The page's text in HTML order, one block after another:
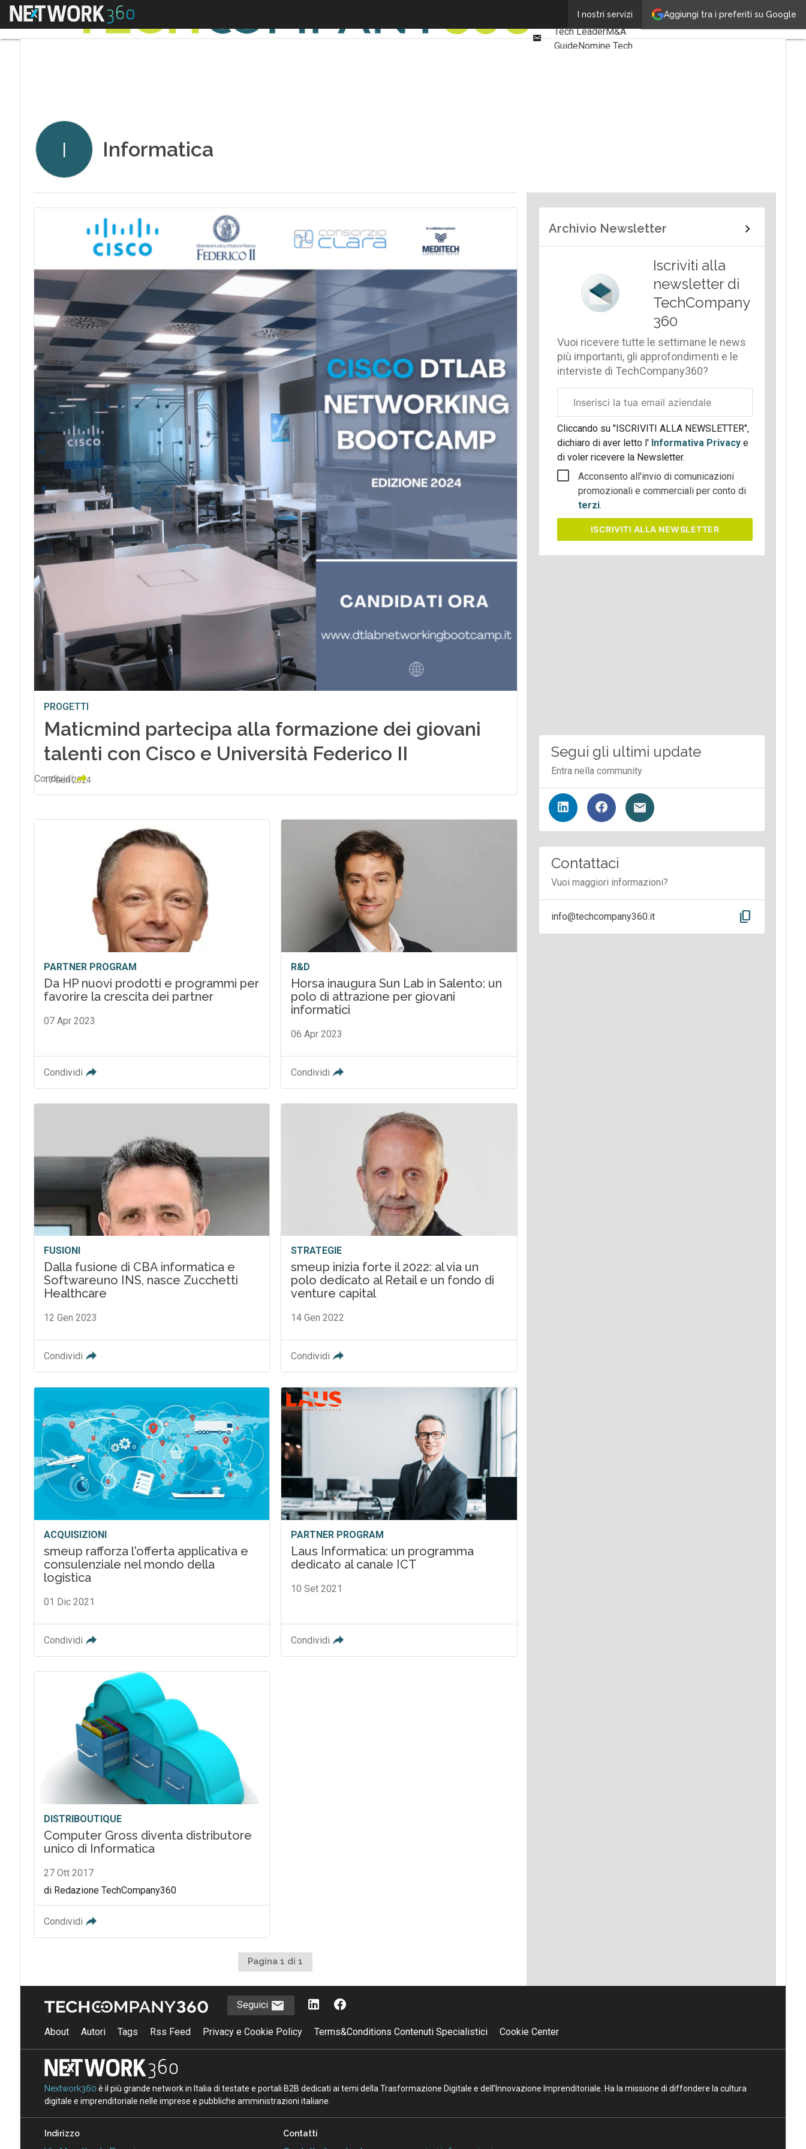
Aggiungi tra i preferiti su Google
I nostri servizi
Menu
Email
Ultimi articoli
Tech LeaderM&A
GuideNomine Tech
I Informatica
PROGETTI
Maticmind partecipa alla formazione dei giovani
talenti con Cisco e Università Federico II
17 Gen 2024
Condividi
PARTNER PROGRAM
Da HP nuovi prodotti e programmi per
favorire la crescita dei partner
07 Apr 2023
Condividi
R&D
Horsa inaugura Sun Lab in Salento: un
polo di attrazione per giovani
informatici
06 Apr 2023
Condividi
FUSIONI
Dalla fusione di CBA informatica e
Softwareuno INS, nasce Zucchetti
Healthcare
12 Gen 2023
Condividi
STRATEGIE
smeup inizia forte il 2022: al via un
polo dedicato al Retail e un fondo di
venture capital
14 Gen 2022
Condividi
ACQUISIZIONI
smeup rafforza l'offerta applicativa e
consulenziale nel mondo della
logistica
01 Dic 2021
Condividi
PARTNER PROGRAM
Laus Informatica: un programma
dedicato al canale ICT
10 Set 2021
Condividi
DISTRIBOUTIQUE
Computer Gross diventa distributore
unico di Informatica
27 Ott 2017
di Redazione TechCompany360
Condividi
Pagina 1 di 1
Archivio Newsletter
Iscriviti alla
newsletter di
TechCompany
360
Vuoi ricevere tutte le settimane le news
più importanti, gli approfondimenti e le
interviste di TechCompany360?
aziendale
Cliccando su "ISCRIVITI ALLA NEWSLETTER",
dichiaro di aver letto l'Informativa Privacy e
di voler ricevere la Newsletter.
Acconsento all'invio di comunicazioni
promozionali e commerciali per conto di
terzi.
ISCRIVITI ALLA NEWSLETTER
Segui gli ultimi update
Entra nella community
Contattaci
Vuoi maggiori informazioni?
info@techcompany360.it content_copy
Seguici
About Autori Tags Rss Feed Privacy e Cookie Policy Terms&Conditions Contenuti Specialistici Cookie Center
Nextwork360 è il più grande network in Italia di testate e portali B2B dedicati ai temi della Trasformazione Digitale e dell’Innovazione Imprenditoriale. Ha la missione di diffondere la cultura
digitale e imprenditoriale nelle imprese e pubbliche amministrazioni italiane.
Indirizzo Contatti